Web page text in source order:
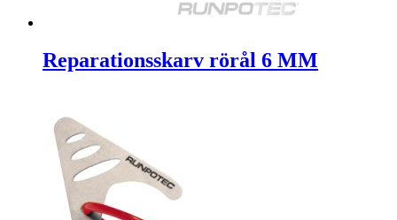
Reparationsskarv rörål 6 MM